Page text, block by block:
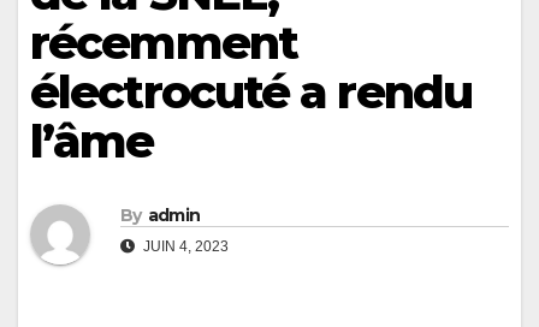
récemment
électrocuté a rendu
l’âme
By admin
JUIN 4, 2023